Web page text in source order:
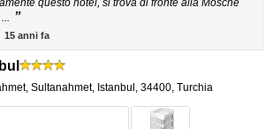
questo hotel, si trova di fronte alla Mosche
”
15 anni fa
,Sultanahmet, Istanbul ,34400, Turchia